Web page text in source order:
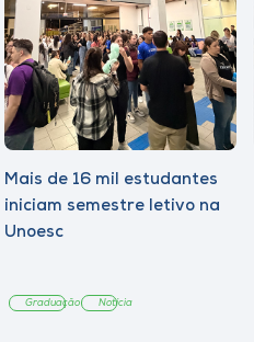
Mais de 16 mil estudantes
iniciam semestre letivo na
Unoesc
Graduação Notícia